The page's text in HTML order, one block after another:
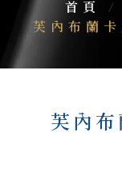
首頁 /
芙內布
芙內